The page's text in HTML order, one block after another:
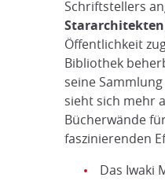
Schriftstellers
Stararchitekten
Öffentlichkeit
Bibliothek
seine
sieht sich mehr
Bücherwände
faszinierenden
Das Iwaki